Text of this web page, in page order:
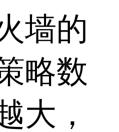
墙的
略数
大，